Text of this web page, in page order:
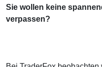
Sie wollen keine
verpassen?